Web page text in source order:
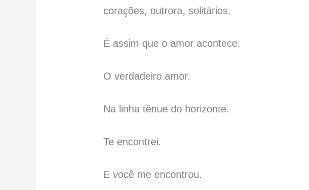
corações, outrora, solitários.
É assim que o amor acontece.
O verdadeiro amor.
Na linha tênue do horizonte.
Te encontrei.
E você me encontrou.